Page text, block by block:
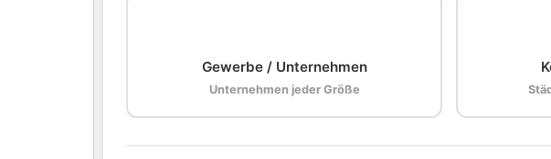
Gewerbe / Unternehmen
Unternehmen jeder Größe